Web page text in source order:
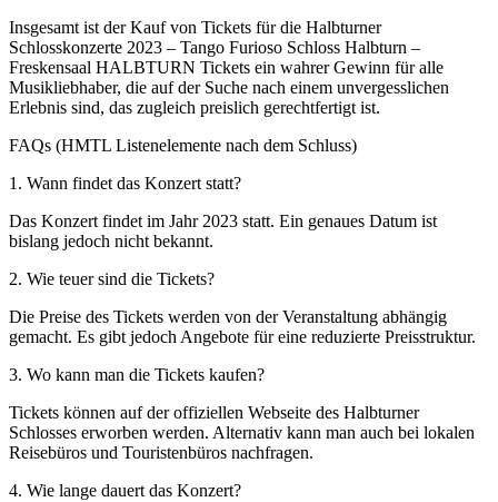
Insgesamt ist der Kauf von Tickets für die Halbturner
Schlosskonzerte 2023 – Tango Furioso Schloss Halbturn –
Freskensaal HALBTURN Tickets ein wahrer Gewinn für alle
Musikliebhaber, die auf der Suche nach einem unvergesslichen
Erlebnis sind, das zugleich preislich gerechtfertigt ist.
FAQs (HMTL Listenelemente nach dem Schluss)
1. Wann findet das Konzert statt?
Das Konzert findet im Jahr 2023 statt. Ein genaues Datum ist
bislang jedoch nicht bekannt.
2. Wie teuer sind die Tickets?
Die Preise des Tickets werden von der Veranstaltung abhängig
gemacht. Es gibt jedoch Angebote für eine reduzierte Preisstruktur.
3. Wo kann man die Tickets kaufen?
Tickets können auf der offiziellen Webseite des Halbturner
Schlosses erworben werden. Alternativ kann man auch bei lokalen
Reisebüros und Touristenbüros nachfragen.
4. Wie lange dauert das Konzert?